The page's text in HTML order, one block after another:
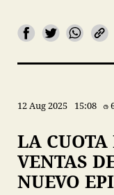
12 Aug 2025 15:08
LA
VENTAS
NUEVO